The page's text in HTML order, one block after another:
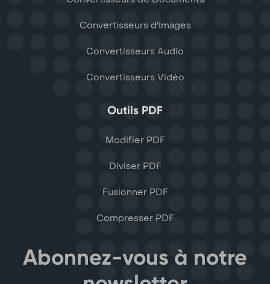
Convertisseurs d'Images
Convertisseurs Audio
Convertisseurs Vidéo
Outils PDF
Modifier PDF
Diviser PDF
Fusionner PDF
Compresser PDF
Abonnez-vous à notre